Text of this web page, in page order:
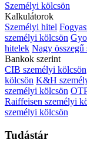
Személyi kölcsön
Kalkulátorok
Személyi hitel
személyi kölcsön
hitelek Nagy
Bankok szerint
CIB személyi kölcsön
kölcsön K&H
személyi kölcsön
Raiffeisen személyi
személyi kölcsön
Tudástár